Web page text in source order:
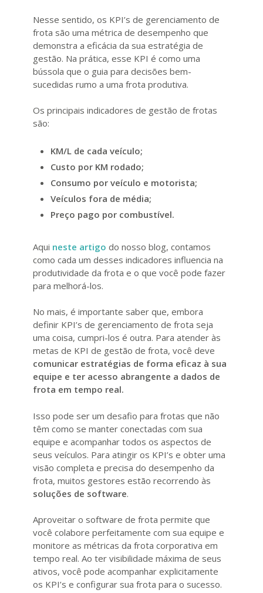
Nesse sentido, os KPI’s de gerenciamento de
frota são uma métrica de desempenho que
demonstra a eficácia da sua estratégia de
gestão. Na prática, esse KPI é como uma
bússola que o guia para decisões bem-
sucedidas rumo a uma frota produtiva.
Os principais indicadores de gestão de frotas
são:
KM/L de cada veículo;
Custo por KM rodado;
Consumo por veículo e motorista;
Veículos fora de média;
Preço pago por combustível.
Aqui neste artigo do nosso blog, contamos
como cada um desses indicadores influencia na
produtividade da frota e o que você pode fazer
para melhorá-los.
No mais, é importante saber que, embora
definir KPI’s de gerenciamento de frota seja
uma coisa, cumpri-los é outra. Para atender às
metas de KPI de gestão de frota, você deve
comunicar estratégias de forma eficaz à sua
equipe e ter acesso abrangente a dados de
frota em tempo real.
Isso pode ser um desafio para frotas que não
têm como se manter conectadas com sua
equipe e acompanhar todos os aspectos de
seus veículos. Para atingir os KPI’s e obter uma
visão completa e precisa do desempenho da
frota, muitos gestores estão recorrendo às
soluções de software.
Aproveitar o software de frota permite que
você colabore perfeitamente com sua equipe e
monitore as métricas da frota corporativa em
tempo real. Ao ter visibilidade máxima de seus
ativos, você pode acompanhar explicitamente
os KPI’s e configurar sua frota para o sucesso.